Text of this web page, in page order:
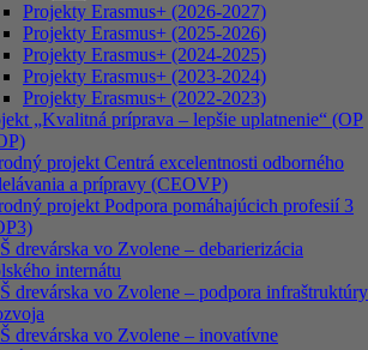
Projekty Erasmus+ (2026-2027)
Projekty Erasmus+ (2025-2026)
Projekty Erasmus+ (2024-2025)
Projekty Erasmus+ (2023-2024)
Projekty Erasmus+ (2022-2023)
„Kvalitná príprava – lepšie uplatnenie“ (OP
projekt Centrá excelentnosti odborného
a prípravy (CEOVP)
projekt Podpora pomáhajúcich profesií 3
drevárska vo Zvolene – debarierizácia
internátu
drevárska vo Zvolene – podpora infraštruktúry
drevárska vo Zvolene – inovatívne